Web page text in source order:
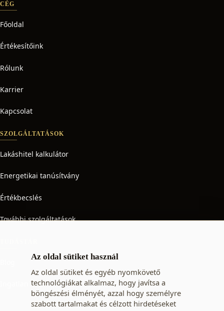
Az oldal sütiket használ
Az oldal sütiket és egyéb nyomkövető
technológiákat alkalmaz, hogy javítsa a
böngészési élményét, azzal hogy személyre
szabott tartalmakat és célzott hirdetéseket
CÉG
Főoldal
Értékesítőink
Rólunk
Karrier
Kapcsolat
SZOLGÁLTATÁSOK
Lakáshitel kalkulátor
Energetikai tanúsítvány
Értékbecslés
További szolgáltatások
Ingatlan adó